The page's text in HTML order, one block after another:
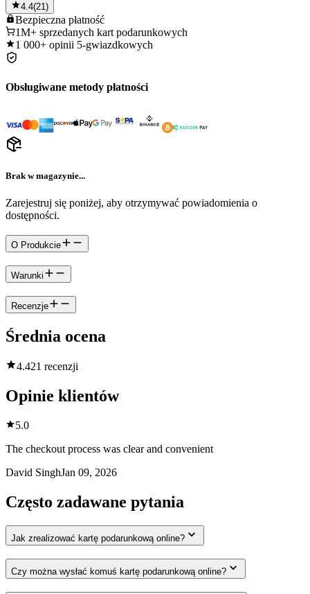
4.4(21)
Bezpieczna płatność
1M+ sprzedanych kart podarunkowych
1 000+ opinii 5-gwiazdkowych
Obsługiwane metody płatności
Brak w magazynie...
Zarejestruj się poniżej, aby otrzymywać powiadomienia o
dostępności.
O Produkcie
Warunki
Recenzje
Średnia ocena
4.421 recenzji
Opinie klientów
5.0
The checkout process was clear and convenient
David SinghJan 09, 2026
Często zadawane pytania
Jak zrealizować kartę podarunkową online?
Czy można wysłać komuś kartę podarunkową online?